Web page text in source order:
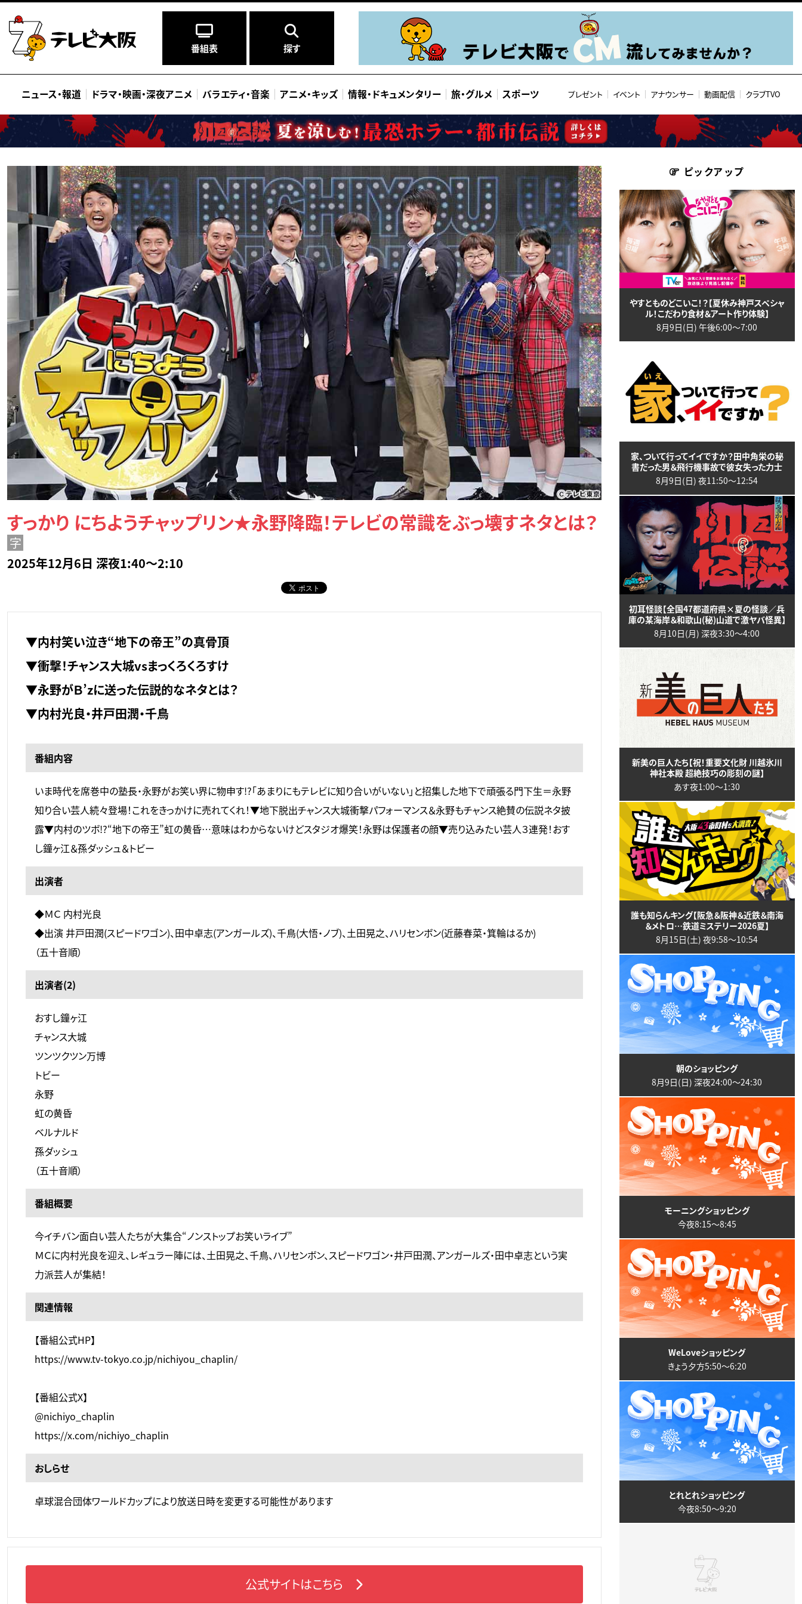
番組表 探す
ニュース・報道 ドラマ・映画・深夜アニメ バラエティ・音楽 アニメ・キッズ 情報・ ドキュメンタリー 旅・グルメ スポーツ プレゼント イベント アナウンサー 動画配信 クラブTVO
すっかり にちようチャップリン★永野降臨！テレビの常識をぶっ壊すネタとは？
字
2025年12月6日 深夜1:40～2:10
公式サイトはこちら
▼内村笑い泣き“地下の帝王”の真骨頂
▼衝撃！チャンス大城vsまっくろくろすけ
▼永野がＢ’zに送った伝説的なネタとは？
▼内村光良・井戸田潤・千鳥
番組内容
いま時代を席巻中の塾長・永野がお笑い界に物申す!?「あまりにもテレビに知り合いがいない」と招集した地下で頑張る門下生＝永野
知り合い芸人続々登場！これをきっかけに売れてくれ！▼地下脱出チャンス大城衝撃パフォーマンス＆永野もチャンス絶賛の伝説ネタ披
露▼内村のツボ!?“地下の帝王”虹の黄昏…意味はわからないけどスタジオ爆笑！永野は保護者の顔▼売り込みたい芸人３連発！おす
し鐘ヶ江＆孫ダッシュ＆トビー
出演者
◆ＭＣ 内村光良
◆出演 井戸田潤(スピードワゴン)、田中卓志(アンガールズ)、千鳥(大悟・ノブ)、土田晃之、ハリセンボン(近藤春菜・箕輪はるか)
（五十音順）
出演者(2)
おすし鐘ヶ江
チャンス大城
ツンツクツン万博
トビー
永野
虹の黄昏
ベルナルド
孫ダッシュ
（五十音順）
番組概要
今イチバン面白い芸人たちが大集合“ノンストップお笑いライブ”
ＭＣに内村光良を迎え、レギュラー陣には、土田晃之、千鳥、ハリセンボン、スピードワゴン・井戸田潤、アンガールズ・田中卓志という実
力派芸人が集結！
関連情報
【番組公式HP】
https://www.tv-tokyo.co.jp/nichiyou_chaplin/
【番組公式X】
@nichiyo_chaplin
https://x.com/nichiyo_chaplin
おしらせ
卓球混合団体ワールドカップにより放送日時を変更する可能性があります
ピックアップ
やすとものどこいこ！？【夏休み神戸スペシャ
ル！こだわり食材＆アート作り体験】
8月9日(日) 午後6:00〜7:00
家、ついて行ってイイですか？田中角栄の秘
書だった男＆飛行機事故で彼女失った力士
8月9日(日) 夜11:50〜12:54
初耳怪談【全国47都道府県×夏の怪談／兵
庫の某海岸＆和歌山(秘)山道で激ヤバ怪異】
8月10日(月) 深夜3:30〜4:00
新美の巨人たち【祝！重要文化財 川越氷川
神社本殿 超絶技巧の彫刻の謎】
あす夜1:00〜1:30
誰も知らんキング【阪急＆阪神＆近鉄＆南海
＆メトロ…鉄道ミステリー2026夏】
8月15日(土) 夜9:58〜10:54
朝のショッピング
8月9日(日) 深夜24:00〜24:30
モーニングショッピング
今夜8:15〜8:45
WeLoveショッピング
きょう夕方5:50〜6:20
とれとれショッピング
今夜8:50〜9:20